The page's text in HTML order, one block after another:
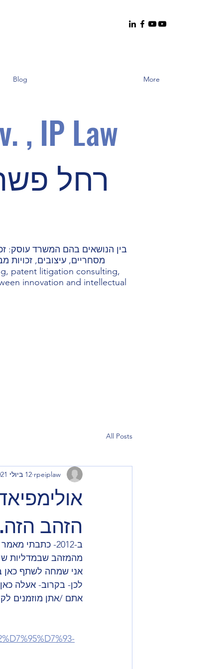
Blog More
, IP Law
רחל פשר
בין הנושאים בהם המשרד עוסק:
מסחריים, עיצובים, זכויות
patent litigation consulting,
innovation and intellectual
All Posts
הזהב הזה.
rpeiplaw 12 ביולי 2021
ב-2012- כתבתי
מהמזהב שבמדליות
אני שמחה לשתף כאן
לכן- בקרוב- אעלה
אתם /אתן מוזמנים